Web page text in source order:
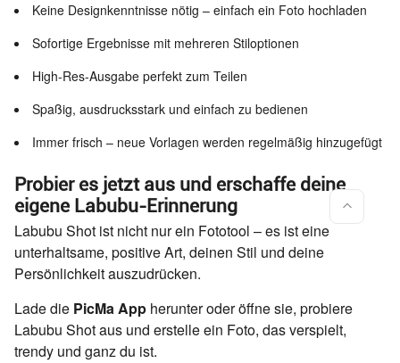
Keine Designkenntnisse nötig – einfach ein Foto hochladen
Sofortige Ergebnisse mit mehreren Stiloptionen
High-Res-Ausgabe perfekt zum Teilen
Spaßig, ausdrucksstark und einfach zu bedienen
Immer frisch – neue Vorlagen werden regelmäßig hinzugefügt
Probier es jetzt aus und erschaffe deine
eigene Labubu-Erinnerung
Labubu Shot ist nicht nur ein Fototool – es ist eine
unterhaltsame, positive Art, deinen Stil und deine
Persönlichkeit auszudrücken.
Lade die PicMa App herunter oder öffne sie, probiere
Labubu Shot aus und erstelle ein Foto, das verspielt,
trendy und ganz du ist.